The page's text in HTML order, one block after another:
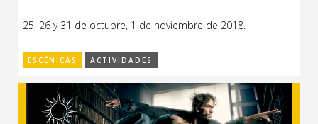
25, 26 y 31 de octubre, 1 de noviembre de 2018.
ESCÉNICAS ACTIVIDADES